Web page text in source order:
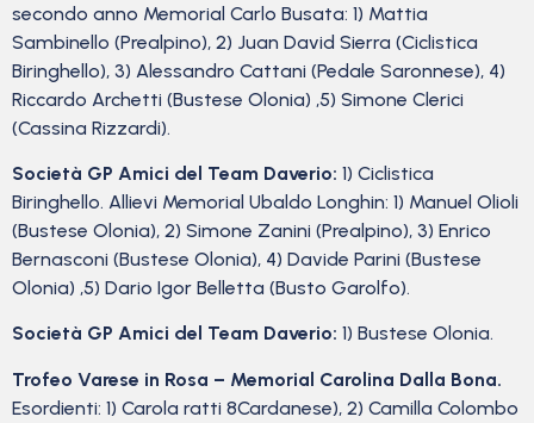
secondo anno Memorial Carlo Busata: 1) Mattia
Sambinello (Prealpino), 2) Juan David Sierra (Ciclistica
Biringhello), 3) Alessandro Cattani (Pedale Saronnese), 4)
Riccardo Archetti (Bustese Olonia) ,5) Simone Clerici
(Cassina Rizzardi).
Società GP Amici del Team Daverio: 1) Ciclistica
Biringhello. Allievi Memorial Ubaldo Longhin: 1) Manuel Olioli
(Bustese Olonia), 2) Simone Zanini (Prealpino), 3) Enrico
Bernasconi (Bustese Olonia), 4) Davide Parini (Bustese
Olonia) ,5) Dario Igor Belletta (Busto Garolfo).
Società GP Amici del Team Daverio: 1) Bustese Olonia.
Trofeo Varese in Rosa – Memorial Carolina Dalla Bona.
Esordienti: 1) Carola ratti 8Cardanese), 2) Camilla Colombo